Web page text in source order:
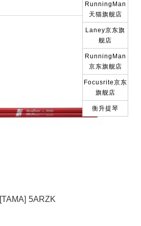
[TAMA] 5ARZK
RunningMan
天猫旗舰店
Laney京东旗
舰店
RunningMan
京东旗舰店
Focusrite京东
旗舰店
衡升提琴